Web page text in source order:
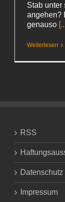
Stab unter
angehen?
genauso
Weiterlesen
RSS
Datenschutz
Impressum